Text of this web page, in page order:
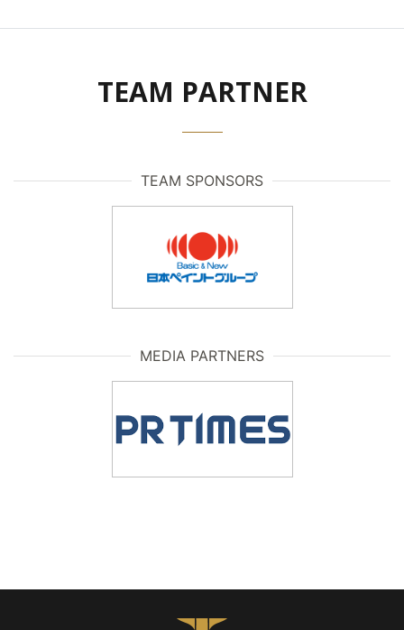
TEAM PARTNER
TEAM SPONSORS
MEDIA PARTNERS